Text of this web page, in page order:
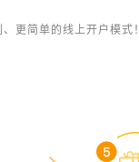
更简单的线上开户模式！